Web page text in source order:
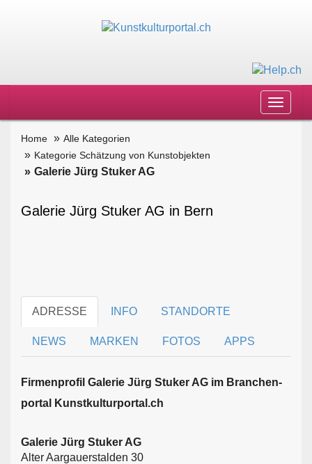
Toggle
Home
Alle Kategorien
Kategorie Schätzung von Kunstobjekten
Galerie Jürg Stuker AG
Galerie Jürg Stuker AG in Bern
ADRESSE INFO STANDORTE
NEWS MARKEN FOTOS APPS
Firmen­profil Galerie Jürg Stuker AG im Branchen­
portal Kunstkulturportal.ch
Galerie Jürg Stuker AG
Alter Aargauerstalden 30